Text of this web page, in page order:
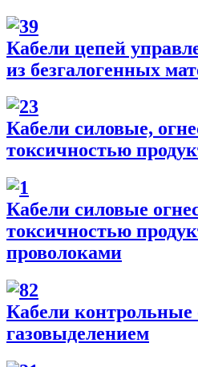
Кабели цепей
из безгалогенных
Кабели силовые,
токсичностью
Кабели силовые
токсичностью
проволоками
Кабели контрольные
газовыделением